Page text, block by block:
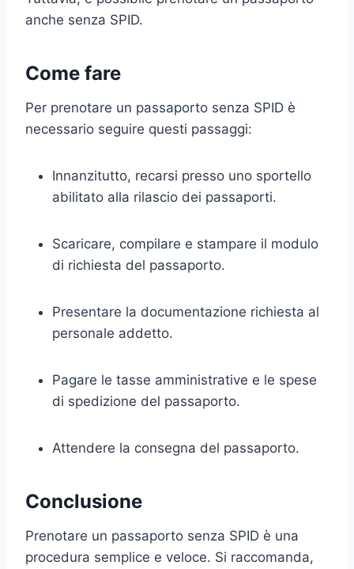
anche senza SPID.
Come fare
Per prenotare un passaporto senza SPID è
necessario seguire questi passaggi:
Innanzitutto, recarsi presso uno sportello
abilitato alla rilascio dei passaporti.
Scaricare, compilare e stampare il modulo
di richiesta del passaporto.
Presentare la documentazione richiesta al
personale addetto.
Pagare le tasse amministrative e le spese
di spedizione del passaporto.
Attendere la consegna del passaporto.
Conclusione
Prenotare un passaporto senza SPID è una
procedura semplice e veloce. Si raccomanda,